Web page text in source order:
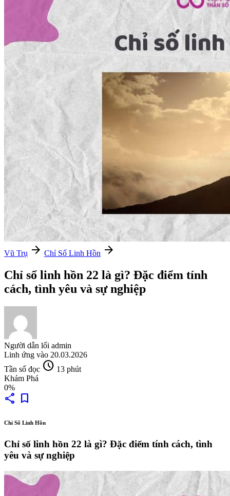
Vũ Trụ arrow_forward Chỉ Số Linh Hồn arrow_forward
Chỉ số linh hồn 22 là gì? Đặc điểm tính
cách, tình yêu và sự nghiệp
Người dẫn lối admin
Linh ứng vào 20.03.2026
Tần số đọc schedule 13 phút
Khám Phá
0%
share bookmark
Chỉ Số Linh Hồn
Chỉ số linh hồn 22 là gì? Đặc điểm tính cách, tình
yêu và sự nghiệp